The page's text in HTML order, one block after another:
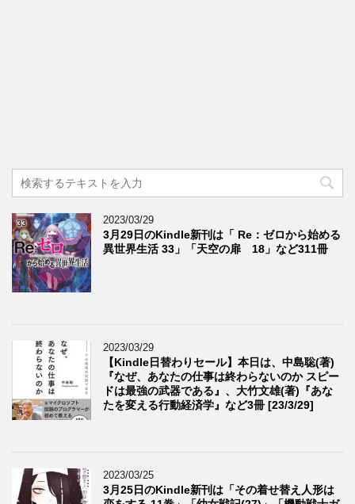
2023/03/29
3月29日のKindle新刊は「 Re：ゼロから始める
異世界生活 33」「天空の扉 18」など311冊
2023/03/29
【Kindle日替わりセール】本日は、中島聡(著)
『なぜ、あなたの仕事は終わらないのか スピー
ドは最強の武器である』、大竹文雄(著)『あな
たを変える行動経済学』など3冊 [23/3/29]
2023/03/25
3月25日のKindle新刊は「その着せ替え人形は